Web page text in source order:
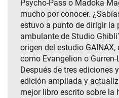
Psycho-Pass o Madoka
mucho por conocer.
estuvo a punto de dirigir la
ambulante de Studio
origen del estudio GAINAX,
como Evangelion o Gurren-
Después de tres ediciones
edición ampliada y
mejor libro escrito sobre la